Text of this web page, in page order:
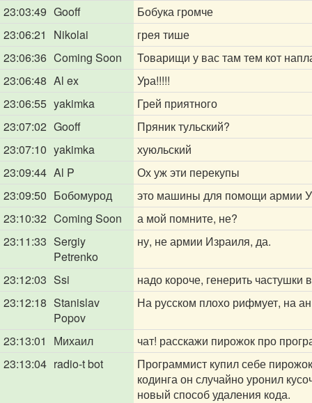
23:03:49 Gooff
Бобука громче
23:06:21
Nikolai
грея тише
23:06:36 Coming Soon
Товарищи у вас там тем кот
23:06:48 Al ex
Ура!!!!!
23:06:55 yakimka
Грей приятного
23:07:02 Gooff
Пряник тульский?
23:07:10 yakimka
хуюльский
23:09:44 Al P
Ох уж эти перекупы
23:09:50 Бобомурод
это машины для помощи армии
23:10:32 Coming Soon
а мой помните, не?
23:11:33 Sergiy
Petrenko
ну, не армии Израиля, да.
23:12:03 Ssi
надо короче, генерить частушки
23:12:18 Stanislav
Popov
На русском плохо рифмует, на
23:13:01 Михаил
чат! расскажи пирожок про
23:13:04 radio-t bot
Программист купил себе
кодинга он случайно уронил
новый способ удаления кода.